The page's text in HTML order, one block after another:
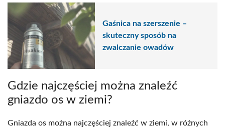
Gaśnica na szerszenie –
skuteczny sposób na
zwalczanie owadów
Gdzie najczęściej można znaleźć
gniazdo os w ziemi?
Gniazda os można najczęściej znaleźć w ziemi, w różnych